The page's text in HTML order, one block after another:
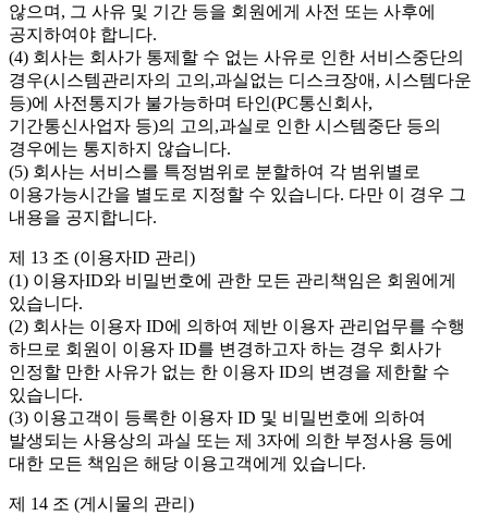
않으며, 그 사유 및 기간 등을 회원에게 사전 또는 사후에
공지하여야 합니다.
(4) 회사는 회사가 통제할 수 없는 사유로 인한 서비스중단의
경우(시스템관리자의 고의,과실없는 디스크장애, 시스템다운
등)에 사전통지가 불가능하며 타인(PC통신회사,
기간통신사업자 등)의 고의,과실로 인한 시스템중단 등의
경우에는 통지하지 않습니다.
(5) 회사는 서비스를 특정범위로 분할하여 각 범위별로
이용가능시간을 별도로 지정할 수 있습니다. 다만 이 경우 그
내용을 공지합니다.
제 13 조 (이용자ID 관리)
(1) 이용자ID와 비밀번호에 관한 모든 관리책임은 회원에게
있습니다.
(2) 회사는 이용자 ID에 의하여 제반 이용자 관리업무를 수행
하므로 회원이 이용자 ID를 변경하고자 하는 경우 회사가
인정할 만한 사유가 없는 한 이용자 ID의 변경을 제한할 수
있습니다.
(3) 이용고객이 등록한 이용자 ID 및 비밀번호에 의하여
발생되는 사용상의 과실 또는 제 3자에 의한 부정사용 등에
대한 모든 책임은 해당 이용고객에게 있습니다.
제 14 조 (게시물의 관리)